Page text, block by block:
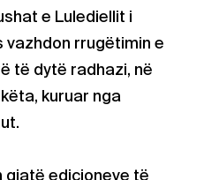
e Lulediellit i
rrugëtimin e
të dytë radhazi, në
kuruar nga
gjatë edicioneve të